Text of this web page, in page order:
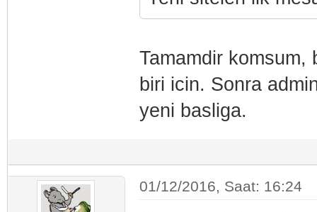
Tamamdir komsum,
biri icin. Sonra
yeni basliga.
01/12/2016, Saat: 16:24